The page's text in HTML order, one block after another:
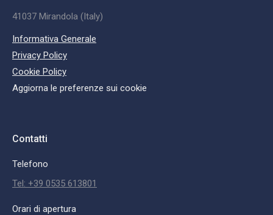
41037 Mirandola (Italy)
Informativa Generale
Privacy Policy
Cookie Policy
Aggiorna le preferenze sui cookie
Contatti
Telefono
Tel: +39 0535 613801
Orari di apertura